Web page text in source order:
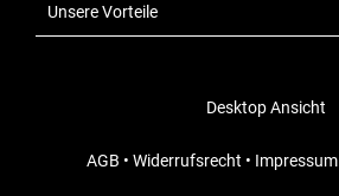
Unsere Vorteile
Desktop Ansicht
AGB • Widerrufsrecht • Impressum